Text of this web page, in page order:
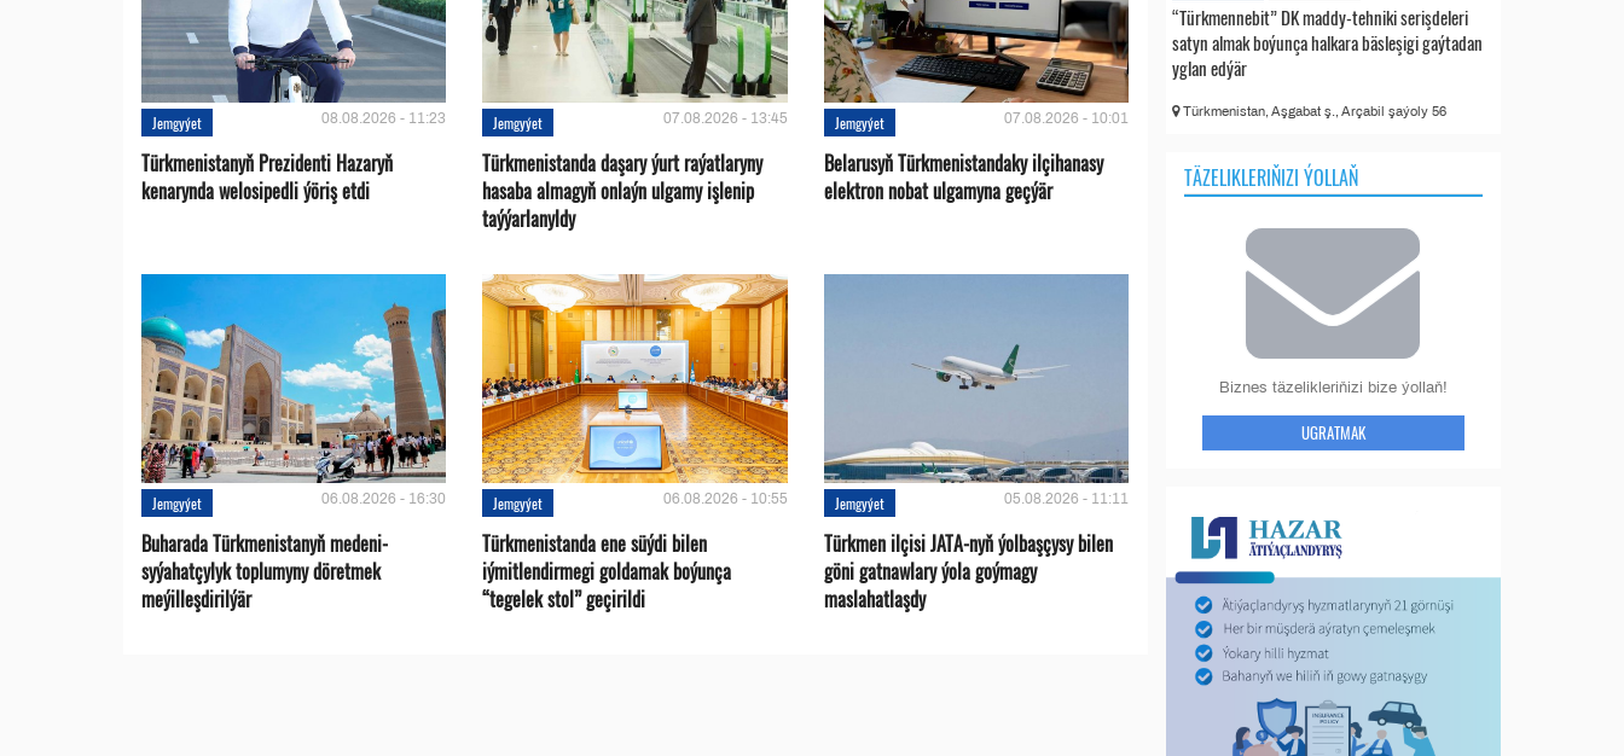
Jemgyýet 08.08.2026 - 11:23
Türkmenistanyň Prezidenti Hazaryň
kenarynda welosipedli ýöriş etdi
Jemgyýet 07.08.2026 - 13:45
Türkmenistanda daşary ýurt raýatlaryny
hasaba almagyň onlaýn ulgamy işlenip
taýýarlanyldy
Jemgyýet 07.08.2026 - 10:01
Belarusyň Türkmenistandaky ilçihanasy
elektron nobat ulgamyna geçýär
Jemgyýet 06.08.2026 - 16:30
Buharada Türkmenistanyň medeni-
syýahatçylyk toplumyny döretmek
meýilleşdirilýär
Jemgyýet 06.08.2026 - 10:55
Türkmenistanda ene süýdi bilen
iýmitlendirmegi goldamak boýunça
“tegelek stol” geçirildi
Jemgyýet 05.08.2026 - 11:11
Türkmen ilçisi JATA-nyň ýolbaşçysy bilen
göni gatnawlary ýola goýmagy
maslahatlaşdy
“Türkmennebit” DK maddy-tehniki serişdeleri
satyn almak boýunça halkara bäsleşigi gaýtadan
yglan edýär
Türkmenistan, Aşgabat ş., Arçabil şaýoly 56
TÄZELIKLERIŇIZI ÝOLLAŇ
Biznes täzelikleriňizi bize ýollaň!
UGRATMAK